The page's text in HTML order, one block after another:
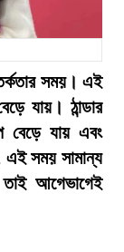
সময়। এই
যায়। ঠান্ডার
বেড়ে যায় এবং
এই সময় সামান্য
আগেভাগেই